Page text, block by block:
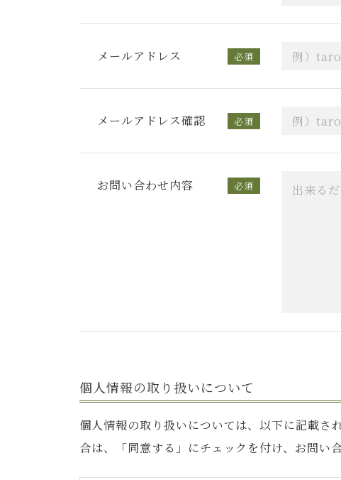
メールアドレス 必須
メールアドレス確認 必須
お問い合わせ内容 必須
個人情報の取り扱いについて
個人情報の取り扱いについては、以下に記載さ
合は、「同意する」にチェックを付け、お問い